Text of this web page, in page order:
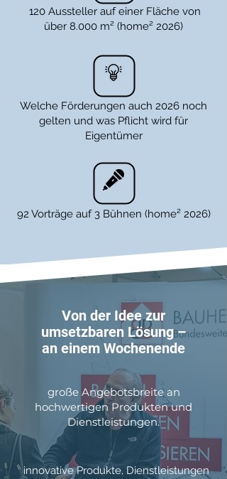
120 Aussteller auf einer Fläche von
über 8.000 m² (home² 2026)
Welche Förderungen auch 2026 noch
gelten und was Pflicht wird für
Eigentümer
92 Vorträge auf 3 Bühnen (home² 2026)
Von der Idee zur
umsetzbaren Lösung –
an einem Wochenende
große Angebotsbreite an
hochwertigen Produkten und
Dienstleistungen.
innovative Produkte, Dienstleistungen